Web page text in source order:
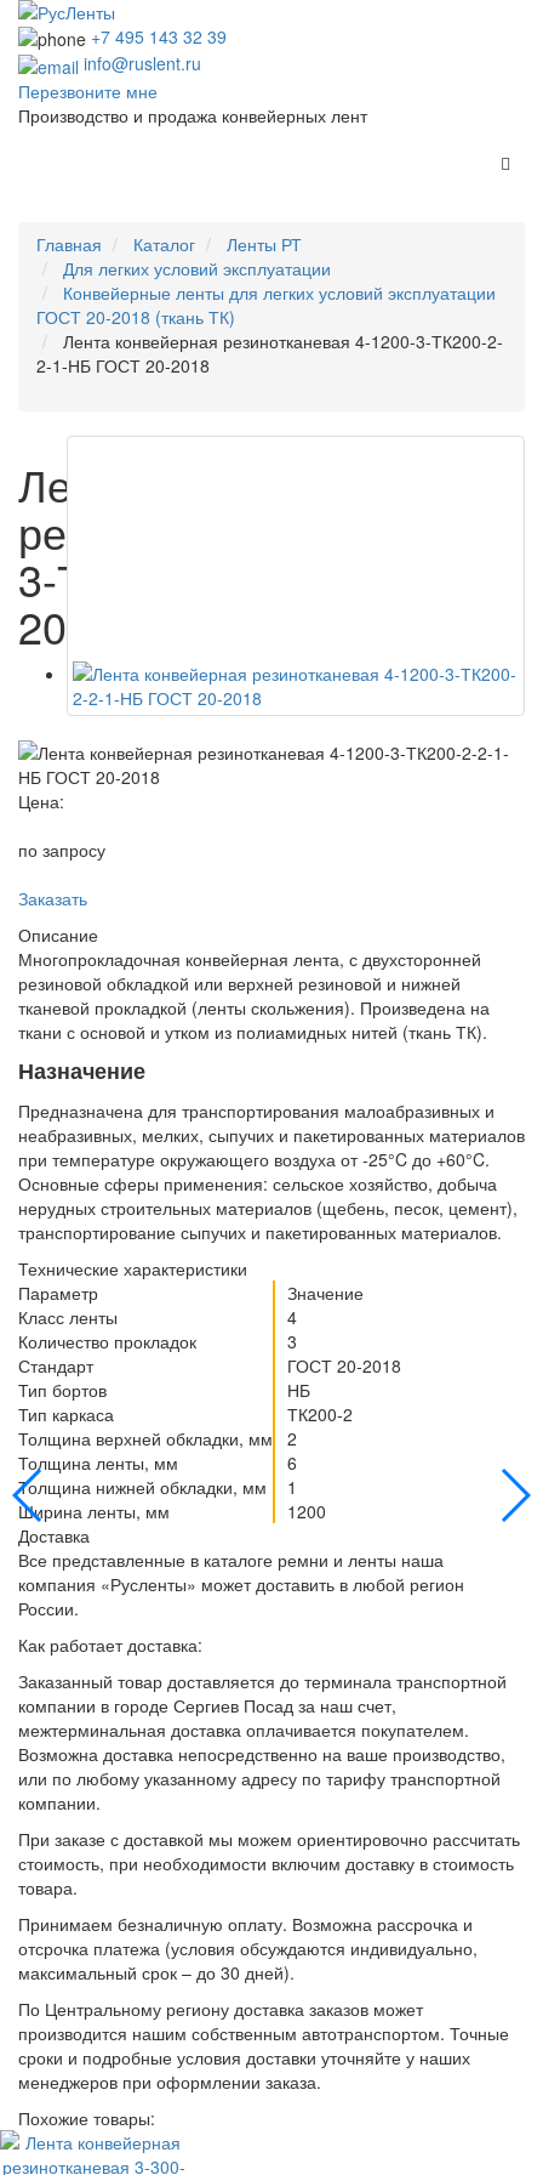
+7 495 143 32 39
info@ruslent.ru
Перезвоните мне
Производство и продажа конвейерных лент
Главная Каталог
Ленты РТ
Для легких условий эксплуатации
Конвейерные ленты для легких условий эксплуатации
ГОСТ 20-2018 (ткань ТК)
Лента конвейерная резинотканевая 4-1200-3-ТК200-2-
2-1-НБ ГОСТ 20-2018
Лента конвейерная
резинотканевая 4-1200-
3-ТК200-2-2-1-НБ ГОСТ
20-2018
Цена:
по запросу
Заказать
Описание
Многопрокладочная конвейерная лента, с двухсторонней
резиновой обкладкой или верхней резиновой и нижней
тканевой прокладкой (ленты скольжения). Произведена на
ткани с основой и утком из полиамидных нитей (ткань ТК).
Назначение
Предназначена для транспортирования малоабразивных и
неабразивных, мелких, сыпучих и пакетированных материалов
при температуре окружающего воздуха от -25°C до +60°C.
Основные сферы применения: сельское хозяйство, добыча
нерудных строительных материалов (щебень, песок, цемент),
транспортирование сыпучих и пакетированных материалов.
Технические характеристики
Параметр
Значение
Класс ленты
4
Количество прокладок
3
Стандарт
ГОСТ 20-2018
Тип бортов
НБ
Тип каркаса
ТК200-2
Толщина верхней обкладки, мм
2
Толщина ленты, мм
6
Толщина нижней обкладки, мм
1
Ширина ленты, мм
1200
Доставка
Все представленные в каталоге ремни и ленты наша
компания «Русленты» может доставить в любой регион
России.
Как работает доставка:
Заказанный товар доставляется до терминала транспортной
компании в городе Сергиев Посад за наш счет,
межтерминальная доставка оплачивается покупателем.
Возможна доставка непосредственно на ваше производство,
или по любому указанному адресу по тарифу транспортной
компании.
При заказе с доставкой мы можем ориентировочно рассчитать
стоимость, при необходимости включим доставку в стоимость
товара.
Принимаем безналичную оплату. Возможна рассрочка и
отсрочка платежа (условия обсуждаются индивидуально,
максимальный срок – до 30 дней).
По Центральному региону доставка заказов может
производится нашим собственным автотранспортом. Точные
сроки и подробные условия доставки уточняйте у наших
менеджеров при оформлении заказа.
Похожие товары: